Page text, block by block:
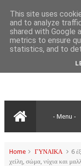
Home ΓΥΝΑΙΚΑ
6
χείλη, σώμα, νύχια και
This site uses
and to analyze
shared with Google
metrics to ensure
statistics, and to